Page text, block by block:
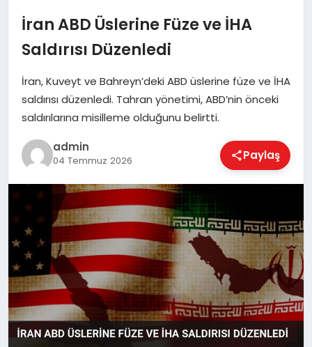
DÜNYA
EĞITIM
EKONOMI
MAGAZIN
SAĞLIK
SPOR
İran ABD Üslerine Füze ve İHA
Saldırısı Düzenledi
İran, Kuveyt ve Bahreyn’deki ABD üslerine füze ve İHA
saldırısı düzenledi. Tahran yönetimi, ABD’nin önceki
saldırılarına misilleme olduğunu belirtti.
admin
04 Temmuz 2026 Paylaş